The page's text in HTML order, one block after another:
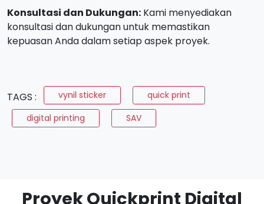
Konsultasi dan Dukungan: Kami menyediakan
konsultasi dan dukungan untuk memastikan
kepuasan Anda dalam setiap aspek proyek.
TAGS : vynil sticker
quick print
digital printing
SAV
Proyek Quickprint Digital